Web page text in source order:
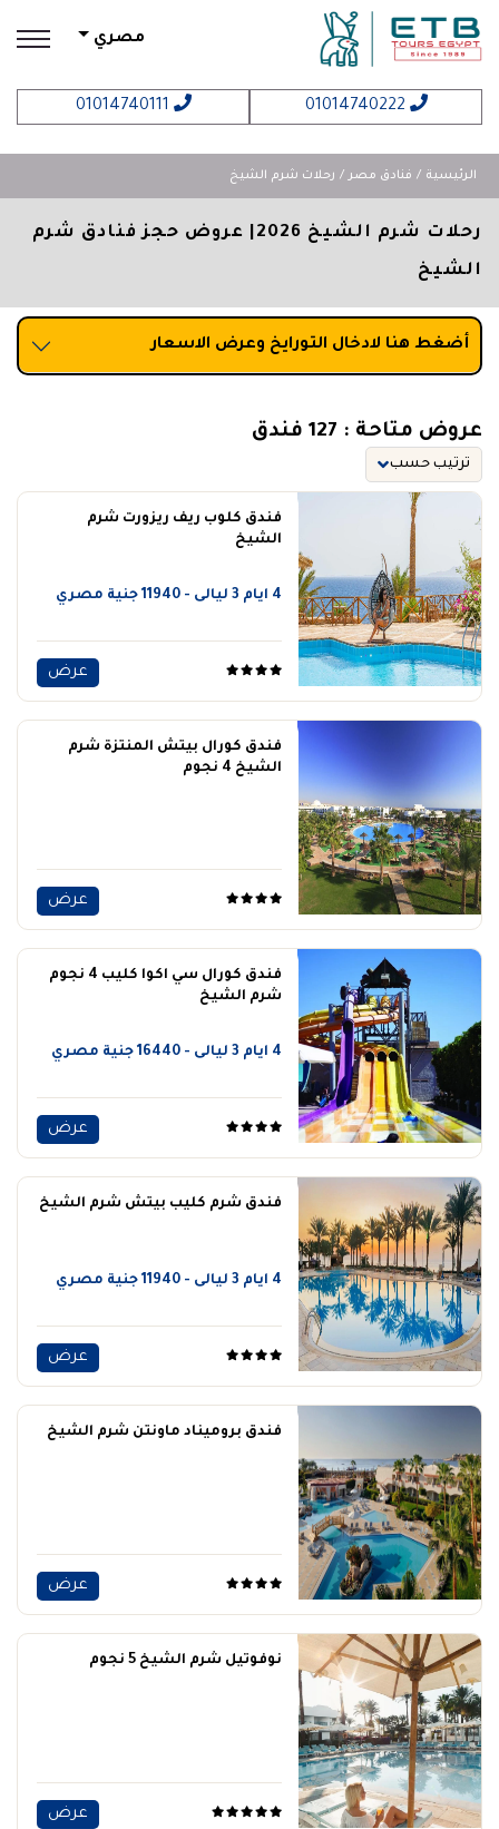
مصري
الرئيسية فنادق مصر رحلات شرم الشيخ
رحلات شرم الشيخ 2026| عروض حجز فنادق شرم
الشيخ
أضغط هنا لادخال التورايخ وعرض الاسعار
عروض متاحة : 127 فندق
ترتيب حسب
فندق كلوب ريف ريزورت شرم
الشيخ
4 ايام 3 ليالى - 11940 جنية مصري
عرض
فندق كورال بيتش المنتزة شرم
الشيخ 4 نجوم
عرض
فندق كورال سي اكوا كليب 4 نجوم
شرم الشيخ
4 ايام 3 ليالى - 16440 جنية مصري
عرض
فندق شرم كليب بيتش شرم الشيخ
4 ايام 3 ليالى - 11940 جنية مصري
عرض
فندق بروميناد ماونتن شرم الشيخ
عرض
نوفوتيل شرم الشيخ 5 نجوم
عرض